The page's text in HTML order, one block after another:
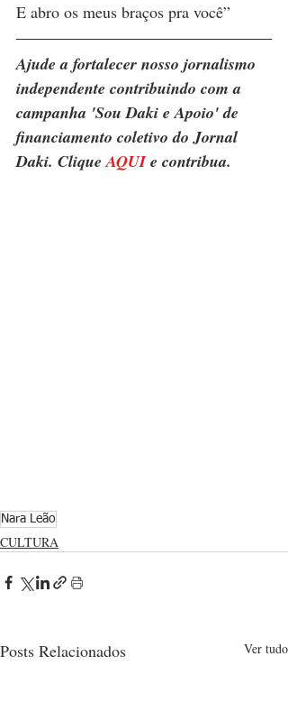
E abro os meus braços pra você”
Ajude a fortalecer nosso jornalismo
independente contribuindo com a
campanha 'Sou Daki e Apoio' de
financiamento coletivo do Jornal
Daki. Clique AQUI e contribua.
Nara Leão
CULTURA
Posts Relacionados Ver tudo